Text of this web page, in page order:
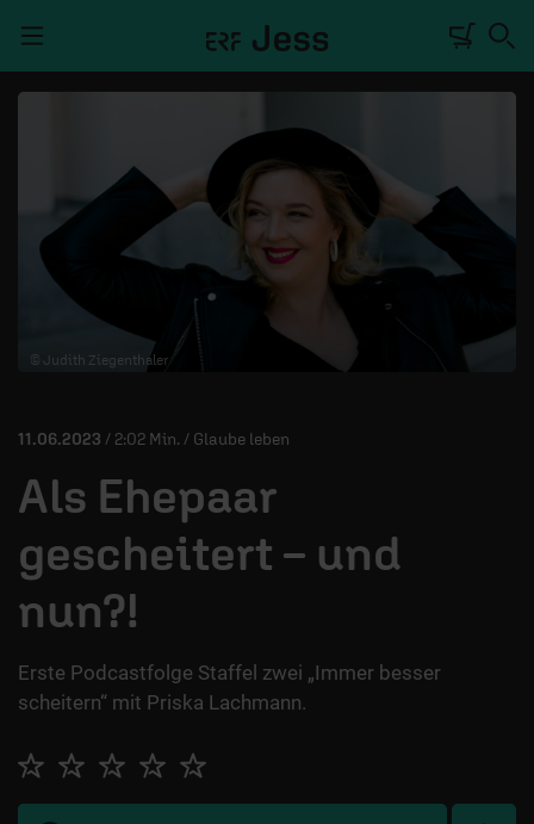
TALKWERK
REPORTAGE
RADIO
DEINE APP
MITMACHEN
ÜBER UNS
© Judith Ziegenthaler
11.06.2023 / 2:02 Min. / Glaube leben
Als Ehepaar
gescheitert – und
nun?!
Erste Podcastfolge Staffel zwei „Immer besser
scheitern“ mit Priska Lachmann.